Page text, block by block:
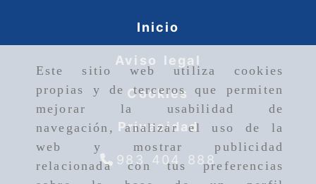
Este sitio web utiliza cookies
propias y de terceros que permiten
mejorar la usabilidad de
navegación, analizar el uso de la
web y mostrar publicidad
relacionada con tus preferencias
Inicio
Aviso legal
Cookies
Privacidad
983 404 888